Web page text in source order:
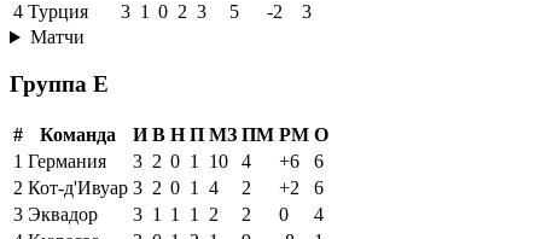
4 Турция 3 1 0 2 3 5 -2
3
Матчи
Группа E
# Команда И В Н П МЗ ПМ РМ О
1 Германия 3 2 0 1 10 4 +6
6
2 Кот-д'Ивуар 3 2 0 1 4 2 +2
6
3 Эквадор 3 1 1 1 2 2 0
4